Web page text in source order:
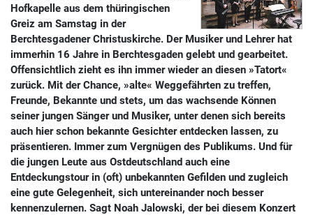
Hofkapelle aus dem thüringischen
Greiz am Samstag in der
Berchtesgadener Christuskirche. Der Musiker und Lehrer hat
immerhin 16 Jahre in Berchtesgaden gelebt und gearbeitet.
Offensichtlich zieht es ihn immer wieder an diesen »Tatort«
zurück. Mit der Chance, »alte« Weggefährten zu treffen,
Freunde, Bekannte und stets, um das wachsende Können
seiner jungen Sänger und Musiker, unter denen sich bereits
auch hier schon bekannte Gesichter entdecken lassen, zu
präsentieren. Immer zum Vergnügen des Publikums. Und für
die jungen Leute aus Ostdeutschland auch eine
Entdeckungstour in (oft) unbekannten Gefilden und zugleich
eine gute Gelegenheit, sich untereinander noch besser
kennenzulernen. Sagt Noah Jalowski, der bei diesem Konzert